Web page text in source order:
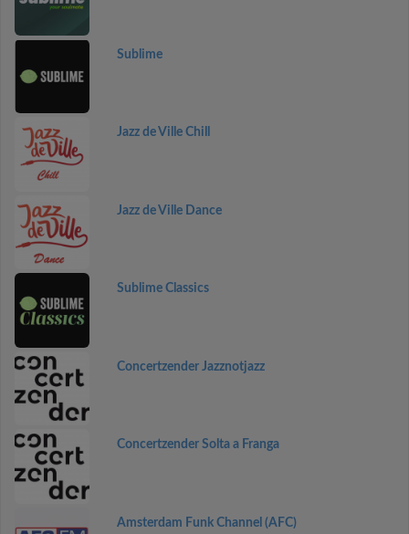
Sublime
Jazz de Ville Chill
Jazz de Ville Dance
Sublime Classics
Concertzender Jazznotjazz
Concertzender Solta a Franga
Amsterdam Funk Channel (AFC)